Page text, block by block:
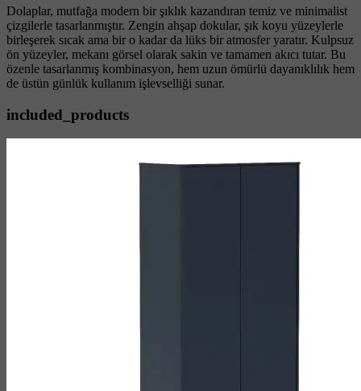
Dolaplar, mutfağa modern bir şıklık kazandıran temiz ve minimalist
çizgilerle tasarlanmıştır. Zengin ahşap dokular, şık koyu yüzeylerle
birleşerek sıcak ama bir o kadar da lüks bir atmosfer yaratır. Kulpsuz
ön yüzeyler, mekanı görsel olarak sakin ve tamamen akıcı tutar. Bu
özenle tasarlanmış kombinasyon, hem uzun ömürlü dayanıklılık hem
de üstün günlük kullanım işlevselliği sunar.
included_products